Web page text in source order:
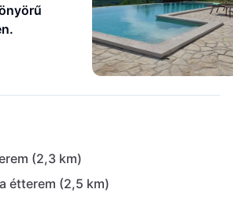
(2,3 km)
étterem (2,5 km)